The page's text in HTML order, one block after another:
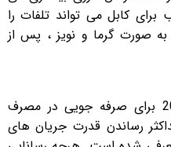
برای کابل می تواند تلفات را
صورت گرما و نویز ، پس از
فناوری موج متوازن در سال 2008 برای صرفه جویی در مصرف
رساندن قدرت جریان های